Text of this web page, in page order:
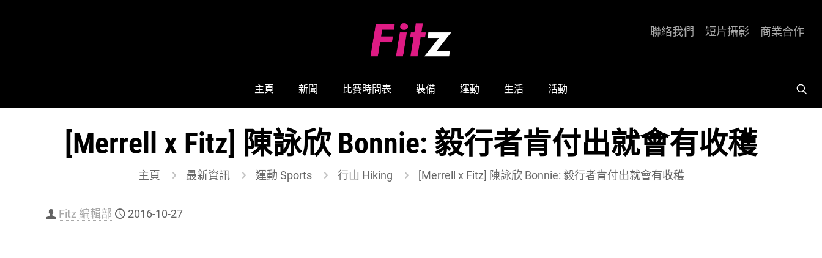
主頁 新聞 比賽時間表 裝備 運動 生活 活動
聯絡我們 短片攝影 商業合作
[Merrell x Fitz] 陳詠欣 Bonnie: 毅行者肯付出就會有收穫
主頁 最新資訊 運動 Sports 行山 Hiking [Merrell x Fitz] 陳詠欣 Bonnie: 毅行者肯付出就會有收穫
Fitz 編輯部 2016-10-27